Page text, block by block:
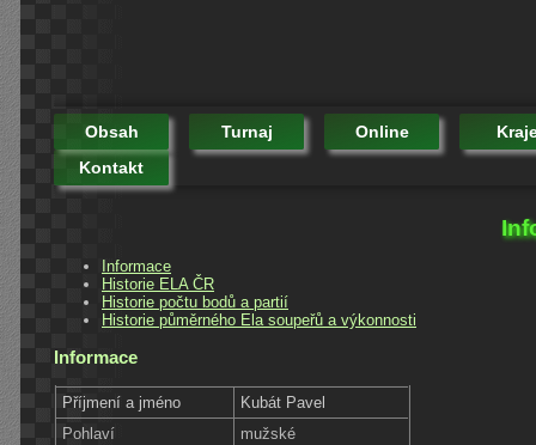
Obsah Turnaj Online
Kontakt
Informace
Historie ELA ČR
Historie počtu bodů a partií
Historie půměrného Ela soupeřů a výkonnosti
Informace
Příjmení a jméno
Kubát Pavel
Pohlaví
mužské